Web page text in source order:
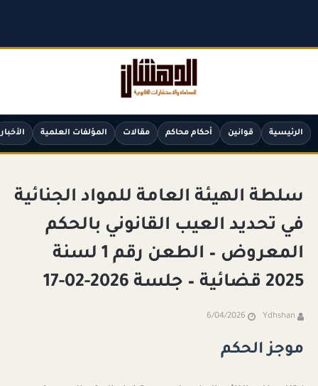
الرئيسية قوانين أحكام محاكم مقالات المؤلفات العلمية الأخبار
سلطة الهيئة العامة للمواد الجنائية
في تحديد العيب القانوني بالحكم
المعروض – الطعن رقم 1 لسنة
2025 قضائية – جلسة 2026-02-17
Ydhshan
6/04/2026
موجز الحكم